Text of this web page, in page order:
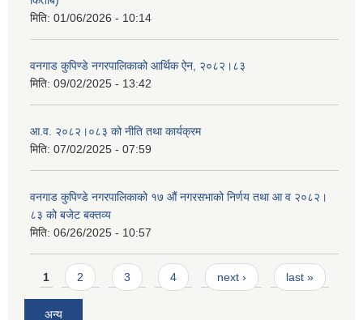
मिति: 01/06/2026 - 10:14
वनगाड कुपिण्डे नगरपालिकाको आर्थिक ऐन, २०८२।८३
मिति: 09/02/2025 - 13:42
आ.व. २०८२।०८३ को नीति तथा कार्यक्रम
मिति: 07/02/2025 - 07:59
वनगाड कुपिण्डे नगरपालिकाको १७ ‍औं नगरसभाको निर्णय तथा आ व २०८२।
८३ को बजेट बक्तव्य
मिति: 06/26/2025 - 10:57
Pages
1 2 3 4 next › last »
अन्य